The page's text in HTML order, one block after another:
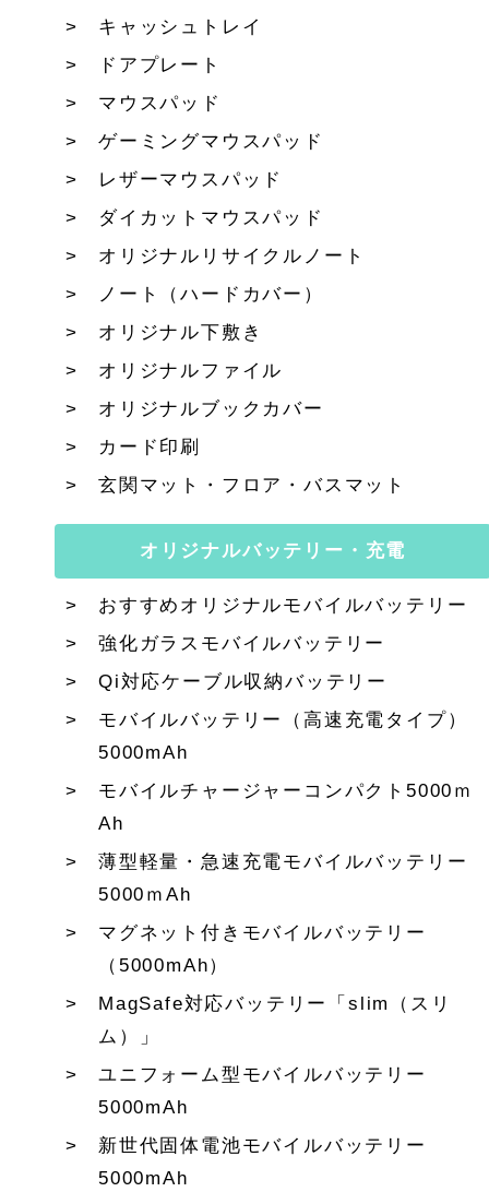
キャッシュトレイ
ドアプレート
マウスパッド
ゲーミングマウスパッド
レザーマウスパッド
ダイカットマウスパッド
オリジナルリサイクルノート
ノート（ハードカバー）
オリジナル下敷き
オリジナルファイル
オリジナルブックカバー
カード印刷
玄関マット・フロア・バスマット
オリジナルバッテリー・充電
おすすめオリジナルモバイルバッテリー
強化ガラスモバイルバッテリー
Qi対応ケーブル収納バッテリー
モバイルバッテリー（高速充電タイプ）
5000mAh
モバイルチャージャーコンパクト5000ｍ
Ah
薄型軽量・急速充電モバイルバッテリー
5000ｍAh
マグネット付きモバイルバッテリー
（5000mAh）
MagSafe対応バッテリー「slim（スリ
ム）」
ユニフォーム型モバイルバッテリー
5000mAh
新世代固体電池モバイルバッテリー
5000mAh